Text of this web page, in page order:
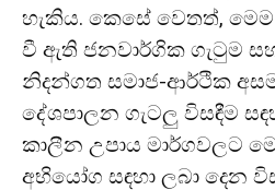
හැකිය. කෙසේ වෙතත්,
වී ඇති ජනවාර්ගික ගැටුම
නිදන්ගත සමාජ-ආර්ථික
දේශපාලන ගැටලු විසඳීම
කාලීන උපාය මාර්ගවලට
අභියෝග සඳහා ලබා දෙන